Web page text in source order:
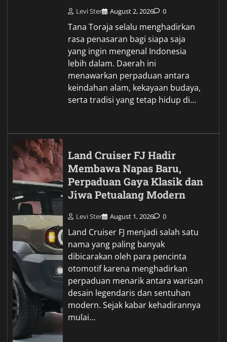
Levi Ster August 2, 2026 0
Tana Toraja selalu menghadirkan
rasa penasaran bagi siapa saja
yang ingin mengenal Indonesia
lebih dalam. Daerah ini
menawarkan perpaduan antara
keindahan alam, kekayaan budaya,
serta tradisi yang tetap hidup di…
Land Cruiser FJ Hadir
Membawa Napas Baru,
Perpaduan Gaya Klasik dan
Jiwa Petualang Modern
Levi Ster August 1, 2026 0
Land Cruiser FJ menjadi salah satu
nama yang paling banyak
dibicarakan oleh para pencinta
otomotif karena menghadirkan
perpaduan menarik antara warisan
desain legendaris dan sentuhan
modern. Sejak kabar kehadirannya
mulai…